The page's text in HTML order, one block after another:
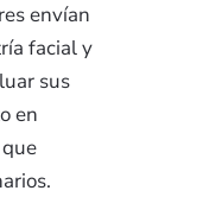
envían
facial y
sus
en